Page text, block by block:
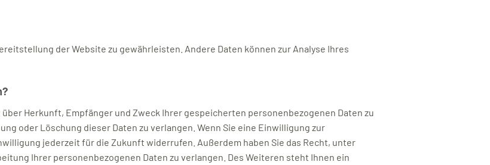
der Website zu gewährleisten. Andere Daten können zur Analyse Ihres
Herkunft, Empfänger und Zweck Ihrer gespeicherten personenbezogenen Daten zu
oder Löschung dieser Daten zu verlangen. Wenn Sie eine Einwilligung zur
jederzeit für die Zukunft widerrufen. Außerdem haben Sie das Recht, unter
Ihrer personenbezogenen Daten zu verlangen. Des Weiteren steht Ihnen ein